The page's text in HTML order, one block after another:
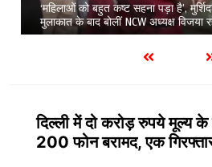
‘महिलाओं को बहुत कष्ट सहना पड़ा है’,
मुलाकात के बाद बोलीं NCW अध्यक्ष विजया
दिल्ली में दो करोड़ रुपये मूल्य के
200 फोन बरामद, एक